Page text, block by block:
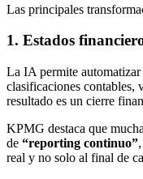
Las principales
1. Estados
La IA permite
clasificaciones contables,
resultado es un cierre
KPMG destaca que
de “reporting continuo”
real y no solo al final de